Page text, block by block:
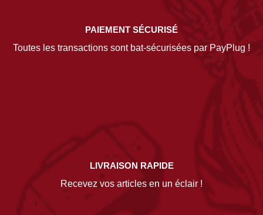
PAIEMENT SÉCURISÉ
Toutes les transactions sont bat-sécurisées par PayPlug !
LIVRAISON RAPIDE
Recevez vos articles en un éclair !